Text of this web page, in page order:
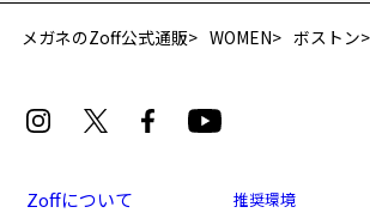
メガネのZoff公式通販 WOMEN ボストン
Zoffについて
推奨環境